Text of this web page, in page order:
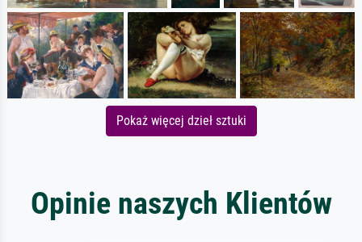
Pokaż więcej dzieł sztuki
Opinie naszych Klientów